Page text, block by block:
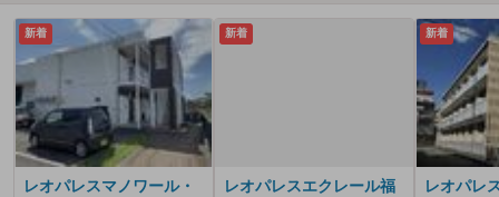
新着
レオパレスマノワール・
新着
レオパレスエクレール福
新着
レオパレ